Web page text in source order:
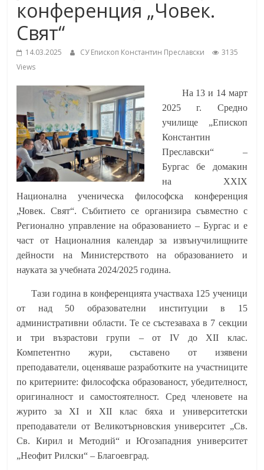
under the Erasmus+ Programme in
Malaga, Spain
School,
Burgas
училище
"Епископ
Константин
Преславски"
Бургас
конференция „Човек.
Свят“
14.03.2025 СУ Епископ Константин Преславски
3135
Views
На 13 и 14 март
2025 г. Средно
училище „Епископ
Константин
Преславски“ –
Бургас бе домакин
на XXIX
Национална ученическа философска конференция
„Човек. Свят“. Събитието се организира съвместно с
Регионално управление на образованието – Бургас и е
част от Националния календар за извънучилищните
дейности на Министерството на образованието и
науката за учебната 2024/2025 година.
Тази година в конференцията участваха 125 ученици
от над 50 образователни институции в 15
административни области. Те се състезаваха в 7 секции
и три възрастови групи – от IV до XII клас.
Компетентно жури, съставено от изявени
преподаватели, оценяваше разработките на участниците
по критериите: философска образованост, убедителност,
оригиналност и самостоятелност. Сред членовете на
журито за XI и XII клас бяха и университетски
преподаватели от Великотърновския университет „Св.
Св. Кирил и Методий“ и Югозападния университет
„Неофит Рилски“ – Благоевград.